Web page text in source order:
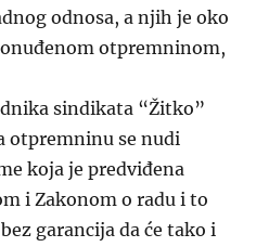
odnosa, a njih je oko
otpremninom,
sindikata “Žitko”
otpremninu se nudi
koja je predviđena
i Zakonom o radu i to
garancija da će tako i